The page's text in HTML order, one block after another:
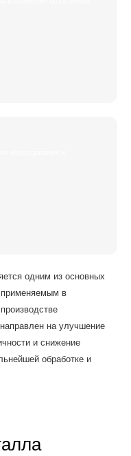
одним из основных
применяемым в
на улучшение
и снижение
обработке и